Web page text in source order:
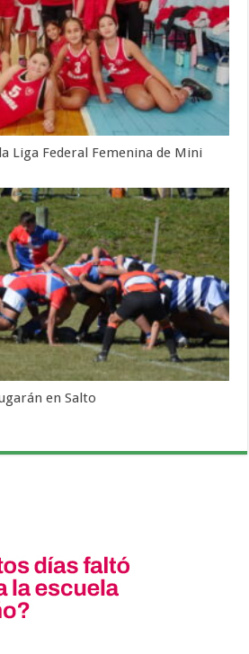
Liga Federal Femenina de Mini
en Salto